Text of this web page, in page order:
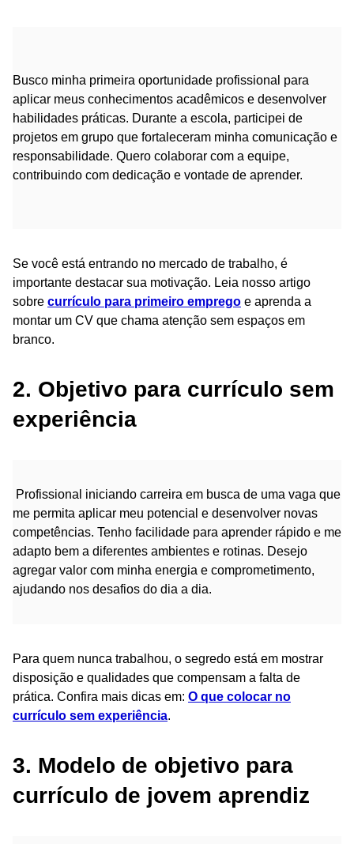
Busco minha primeira oportunidade profissional para
aplicar meus conhecimentos acadêmicos e desenvolver
habilidades práticas. Durante a escola, participei de
projetos em grupo que fortaleceram minha comunicação e
responsabilidade. Quero colaborar com a equipe,
contribuindo com dedicação e vontade de aprender.
Se você está entrando no mercado de trabalho, é
importante destacar sua motivação. Leia nosso artigo
sobre currículo para primeiro emprego e aprenda a
montar um CV que chama atenção sem espaços em
branco.
2. Objetivo para currículo sem
experiência
Profissional iniciando carreira em busca de uma vaga que
me permita aplicar meu potencial e desenvolver novas
competências. Tenho facilidade para aprender rápido e me
adapto bem a diferentes ambientes e rotinas. Desejo
agregar valor com minha energia e comprometimento,
ajudando nos desafios do dia a dia.
Para quem nunca trabalhou, o segredo está em mostrar
disposição e qualidades que compensam a falta de
prática. Confira mais dicas em: O que colocar no
currículo sem experiência.
3. Modelo de objetivo para
currículo de jovem aprendiz